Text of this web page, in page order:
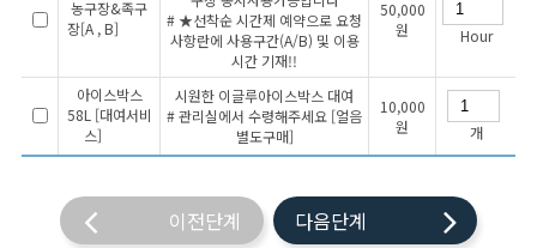
농구장&족구
장[A , B]
# ★선착순 시간제 예약으로 요청
사항란에 사용구간(A/B) 및 이용
시간 기재!!
50,000
원
Hour
아이스박스
58L [대여서비
스]
시원한 이글루아이스박스 대여
# 관리실에서 수령해주세요 [얼음
별도구매]
10,000
원
개
이전단계 다음단계